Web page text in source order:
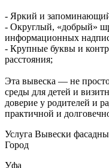
- Яркий и
- Округлый, «добрый»
информационных
- Крупные буквы и
расстояния;
Эта вывеска — не
среды для детей и
доверие у родителей и
практичной и
Услуга Вывески
Город
Уфа